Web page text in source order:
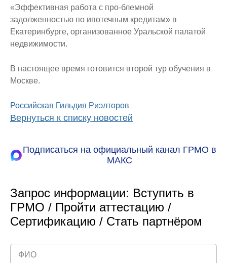
«Эффективная работа с про-блемной
задолженностью по ипотечным кредитам» в
Екатеринбурге, организованное Уральской палатой
недвижимости.
В настоящее время готовится второй тур обучения в
Москве.
Российская Гильдия Риэлторов
Вернуться к списку новостей
Подписаться на официальный канал ГРМО в
МАКС
Запрос информации: Вступить в
ГРМО / Пройти аттестацию /
Сертификацию / Стать партнёром